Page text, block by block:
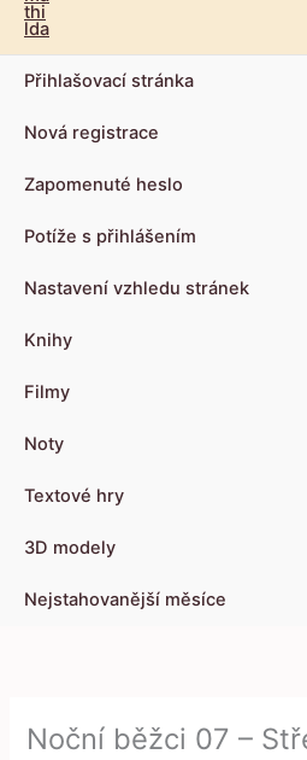
Přihlašovací stránka
Nová registrace
Zapomenuté heslo
Potíže s přihlášením
Nastavení vzhledu stránek
Knihy
Filmy
Noty
Textové hry
3D modely
Nejstahovanější měsíce
Noční běžci 07 –